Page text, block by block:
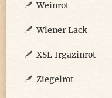
Weinrot
Wiener Lack
XSL Irgazinrot
Ziegelrot